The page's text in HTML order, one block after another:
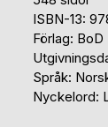
ISBN-13:
Förlag:
Språk:
Nyckelord: